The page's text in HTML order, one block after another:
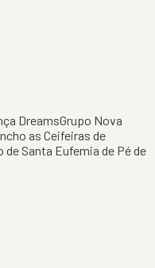
DreamsGrupo Nova
as Ceifeiras de
de Santa Eufemia de Pé de